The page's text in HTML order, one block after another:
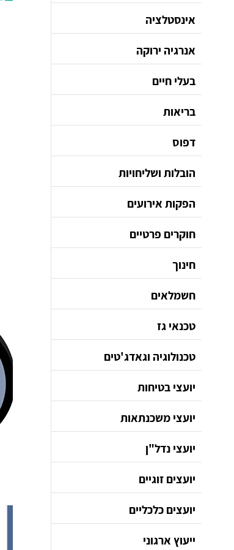
אינסטלציה
אנרגיה ירוקה
בעלי חיים
בריאות
דפוס
הובלות ושליחויות
הפקות אירועים
חוקרים פרטיים
חינוך
חשמלאים
טכנאי גז
טכנולוגיה וגאדג'טים
יועצי בטיחות
יועצי משכנתאות
יועצי נדל"ן
יועצים זוגיים
יועצים כלכליים
ייעוץ ארגוני